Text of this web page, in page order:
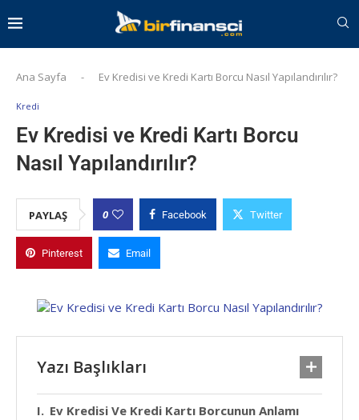
Ana Sayfa - Ev Kredisi ve Kredi Kartı Borcu Nasıl Yapılandırılır?
Kredi
Ev Kredisi ve Kredi Kartı Borcu
Nasıl Yapılandırılır?
PAYLAŞ 0 Facebook Twitter
Pinterest Email
Yazı Başlıkları
Ev Kredisi Ve Kredi Kartı Borcunun Anlamı